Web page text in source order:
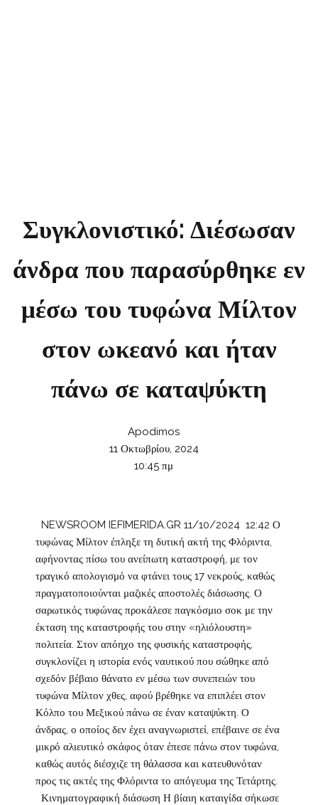
Συγκλονιστικό: Διέσωσαν
άνδρα που παρασύρθηκε εν
μέσω του τυφώνα Μίλτον
στον ωκεανό και ήταν
πάνω σε καταψύκτη
Apodimos
11 Οκτωβρίου, 2024
10:45 πμ
NEWSROOM IEFIMERIDA.GR 11/10/2024 12:42 Ο
τυφώνας Μίλτον έπληξε τη δυτική ακτή της Φλόριντα,
αφήνοντας πίσω του ανείπωτη καταστροφή, με τον
τραγικό απολογισμό να φτάνει τους 17 νεκρούς, καθώς
πραγματοποιούνται μαζικές αποστολές διάσωσης. Ο
σαρωτικός τυφώνας προκάλεσε παγκόσμιο σοκ με την
έκταση της καταστροφής του στην «ηλιόλουστη»
πολιτεία. Στον απόηχο της φυσικής καταστροφής,
συγκλονίζει η ιστορία ενός ναυτικού που σώθηκε από
σχεδόν βέβαιο θάνατο εν μέσω των συνεπειών του
τυφώνα Μίλτον χθες, αφού βρέθηκε να επιπλέει στον
Κόλπο του Μεξικού πάνω σε έναν καταψύκτη. Ο
άνδρας, ο οποίος δεν έχει αναγνωριστεί, επέβαινε σε ένα
μικρό αλιευτικό σκάφος όταν έπεσε πάνω στον τυφώνα,
καθώς αυτός διέσχιζε τη θάλασσα και κατευθυνόταν
προς τις ακτές της Φλόριντα το απόγευμα της Τετάρτης.
Κινηματογραφική διάσωση Η βίαιη καταιγίδα σήκωσε